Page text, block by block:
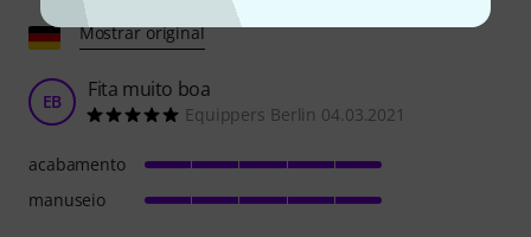
Mostrar original
EB Fita muito boa
Equippers Berlin 04.03.2021
acabamento
manuseio